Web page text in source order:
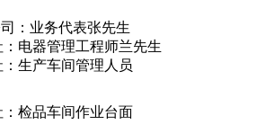
：业务代表张先生
电器管理工程师兰先生
生产车间管理人员
检品车间作业台面